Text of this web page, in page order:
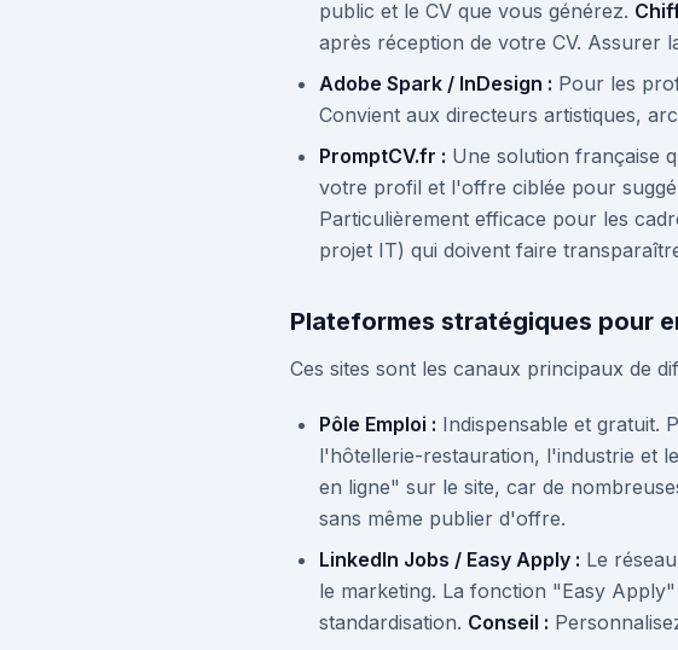
public et le CV que vous générez.
après réception de votre CV. Assurer
Adobe Spark / InDesign : Pour les
Convient aux directeurs artistiques,
PromptCV.fr : Une solution française
votre profil et l'offre ciblée pour
Particulièrement efficace pour les
projet IT) qui doivent faire
Plateformes stratégiques pour
Ces sites sont les canaux principaux de
Pôle Emploi : Indispensable et gratuit.
l'hôtellerie-restauration, l'industrie et
en ligne" sur le site, car de
sans même publier d'offre.
LinkedIn Jobs / Easy Apply : Le
le marketing. La fonction "Easy
standardisation. Conseil :